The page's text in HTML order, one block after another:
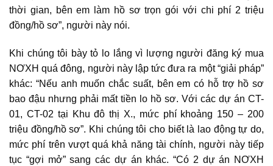
thời gian, bên em làm hồ sơ trọn gói với chi phí 2 triệu
đồng/hồ sơ”, người này nói.
Khi chúng tôi bày tỏ lo lắng vì lượng người đăng ký mua
NƠXH quá đông, người này lập tức đưa ra một “giải pháp”
khác: “Nếu anh muốn chắc suất, bên em có hỗ trợ hồ sơ
bao đậu nhưng phải mất tiền lo hồ sơ. Với các dự án CT-
01, CT-02 tại Khu đô thị X., mức phí khoảng 150 – 200
triệu đồng/hồ sơ”. Khi chúng tôi cho biết là lao động tự do,
mức phí trên vượt quá khả năng tài chính, người này tiếp
tục “gợi mở” sang các dự án khác. “Có 2 dự án NƠXH